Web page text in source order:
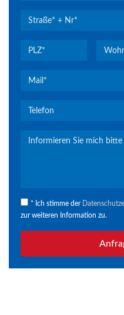
* Ich stimme der
zur weiteren Information zu.